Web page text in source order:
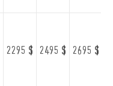
2295 $ 2495 $ 2695 $